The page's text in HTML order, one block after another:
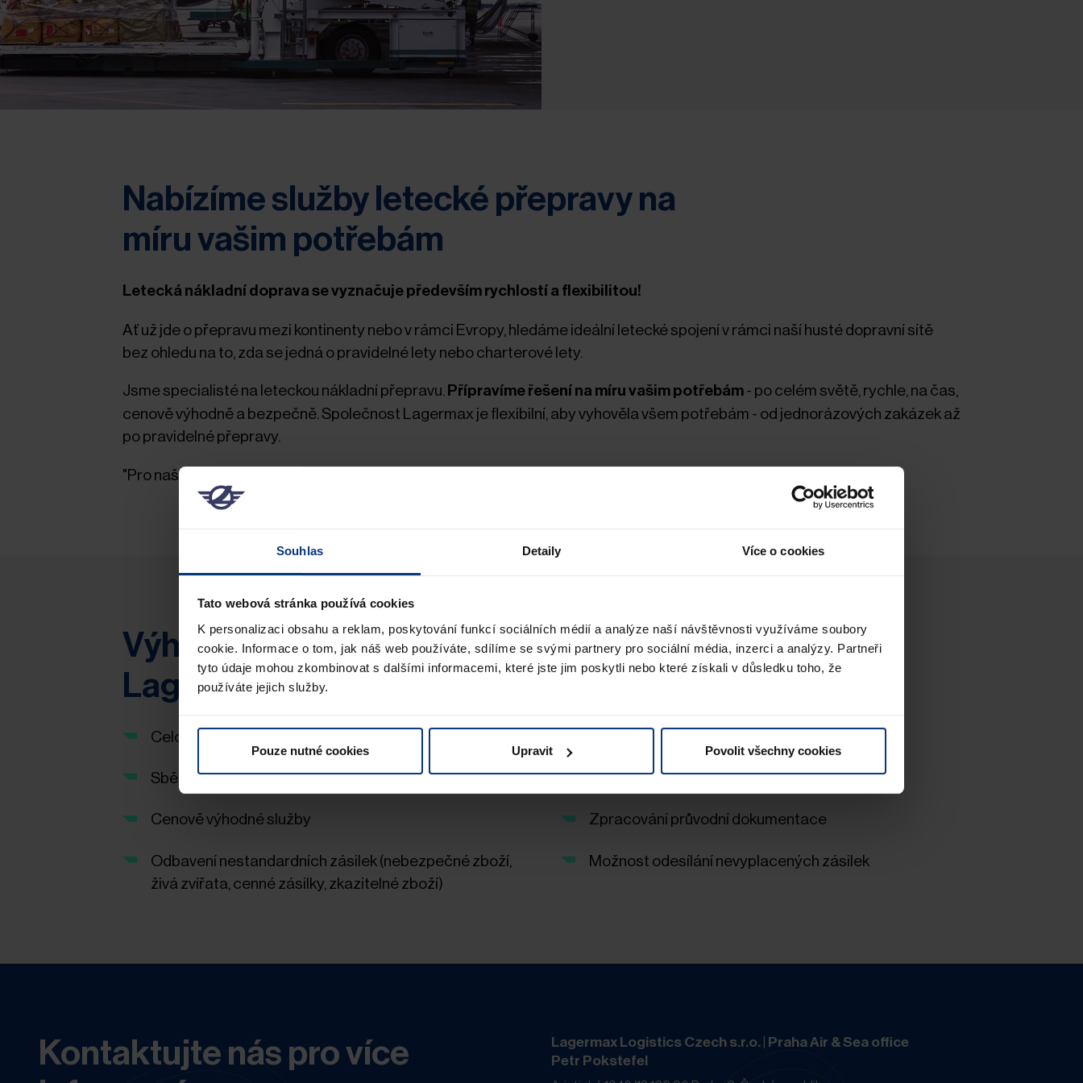
Souhlas Detaily Více o cookies
Tato webová stránka používá cookies
K personalizaci obsahu a reklam, poskytování funkcí sociálních médií a analýze naší návštěvnosti využíváme soubory
cookie. Informace o tom, jak náš web používáte, sdílíme se svými partnery pro sociální média, inzerci a analýzy. Partneři
tyto údaje mohou zkombinovat s dalšími informacemi, které jste jim poskytli nebo které získali v důsledku toho, že
používáte jejich služby.
Pouze nutné cookies Upravit Povolit všechny cookies
Nabízíme služby letecké přepravy na
míru vašim potřebám
Letecká nákladní doprava se vyznačuje především rychlostí a flexibilitou!
Ať už jde o přepravu mezi kontinenty nebo v rámci Evropy, hledáme ideální letecké spojení v rámci naší husté dopravní sítě
bez ohledu na to, zda se jedná o pravidelné lety nebo charterové lety.
Jsme specialisté na leteckou nákladní přepravu. Přípravíme řešení na míru vašim potřebám- po celém světě, rychle, na čas,
cenově výhodně a bezpečně. Společnost Lagermax je flexibilní, aby vyhověla všem potřebám - od jednorázových zakázek až
po pravidelné přepravy.
"Pro naše zákazníky vše uvedeme do pohybu."
Výhody letecké nákladní přepravy
Lagermax
Celosvětová partnerská síť letecké dopravy
Sběrná doprava pro import i export
Cenově výhodné služby
Odbavení nestandardních zásilek (nebezpečné zboží,
živá zvířata, cenné zásilky, zkazitelné zboží)
Dokonalá kontrola zboží během transportu
Pojištění zásilky po dobu přepravy
Zpracování průvodní dokumentace
Možnost odesílání nevyplacených zásilek
Kontaktujte nás pro více
Lagermax Logistics Czech s.r.o. | Praha Air & Sea office
Petr Pokstefel